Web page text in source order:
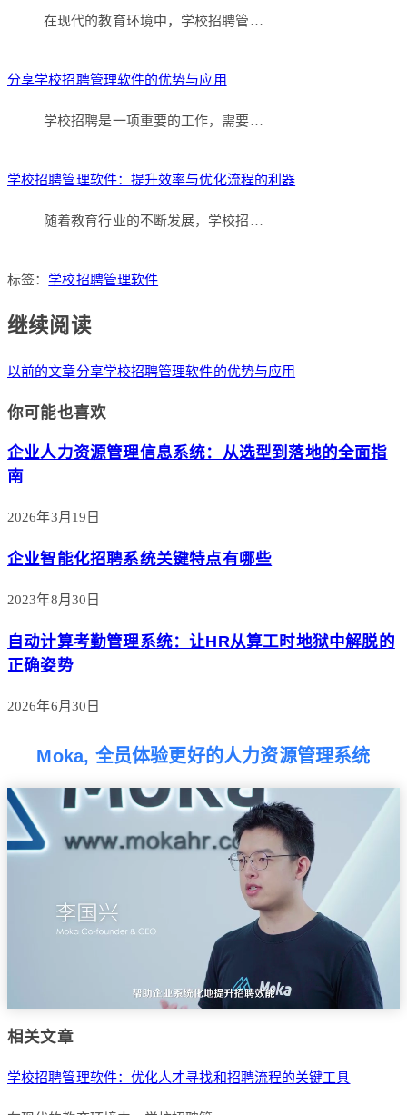
在现代的教育环境中，学校招聘管…
分享学校招聘管理软件的优势与应用
学校招聘是一项重要的工作，需要…
学校招聘管理软件：提升效率与优化流程的利器
随着教育行业的不断发展，学校招…
标签：学校招聘管理软件
继续阅读
以前的文章分享学校招聘管理软件的优势与应用
你可能也喜欢
企业人力资源管理信息系统：从选型到落地的全面指
南
2026年3月19日
企业智能化招聘系统关键特点有哪些
2023年8月30日
自动计算考勤管理系统：让HR从算工时地狱中解脱的
正确姿势
2026年6月30日
Moka, 全员体验更好的人力资源管理系统
相关文章
学校招聘管理软件：优化人才寻找和招聘流程的关键工具